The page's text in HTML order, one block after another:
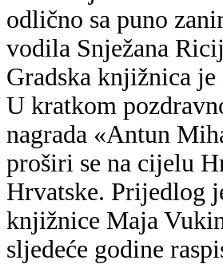
odlično sa puno
vodila Snježana
Gradska knjižnica
U kratkom
nagrada «Antun
proširi se na cijelu
Hrvatske. Prijedlog
knjižnice Maja
sljedeće godine